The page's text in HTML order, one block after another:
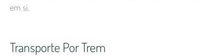
em si.
Transporte Por Trem